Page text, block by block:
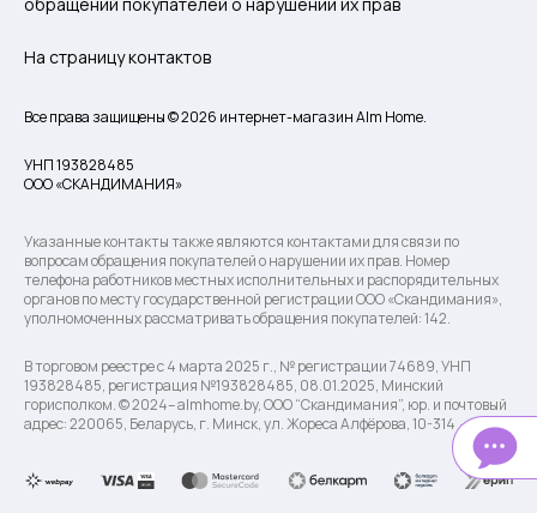
На страницу контактов
Все права защищены © 2026 интернет-магазин Alm Home.
УНП 193828485
ООО «СКАНДИМАНИЯ»
Указанные контакты также являются контактами для связи по
вопросам обращения покупателей о нарушении их прав. Номер
телефона работников местных исполнительных и распорядительных
органов по месту государственной регистрации ООО «Скандимания»,
уполномоченных рассматривать обращения покупателей: 142.
В торговом реестре с 4 марта 2025 г., № регистрации 74689, УНП
193828485, регистрация №193828485, 08.01.2025, Минский
горисполком. © 2024– almhome.by, ООО “Скандимания”, юр. и почтовый
адрес: 220065, Беларусь, г. Минск, ул. Жореса Алфёрова, 10-314